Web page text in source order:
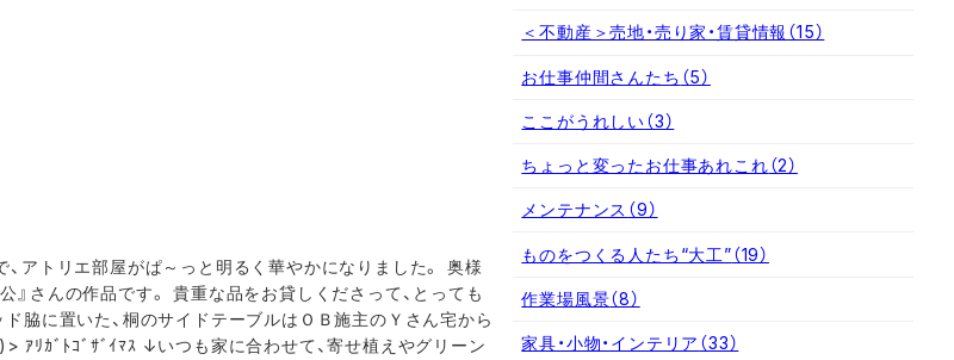
アトリエ部屋がぱ～っと明るく華やかになりました。 奥様
』さんの作品です。 貴重な品をお貸しくださって、とっても
脇に置いた、桐のサイドテーブルはＯＢ施主のＹさん宅から
ｱﾘｶﾞﾄｺﾞｻﾞｲﾏｽ ↓いつも家に合わせて、寄せ植えやグリーン
＜不動産＞売地・売り家・賃貸情報 （15）
お仕事仲間さんたち （5）
ここがうれしい（3）
ちょっと変ったお仕事あれこれ（2）
メンテナンス （9）
ものをつくる人たち“大工”（19）
作業場風景（8）
家具・小物・インテリア （33）